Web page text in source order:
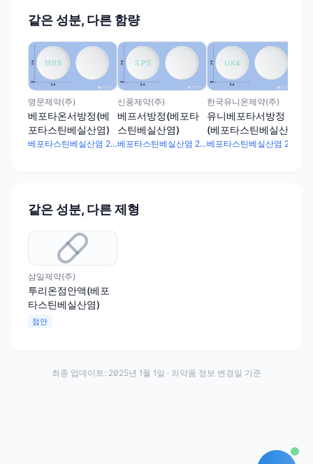
같은 성분, 다른 함량
명문제약(주)
베포타온서방정(베
포타스틴베실산염)
베포타스틴베실산염 20mg
신풍제약(주)
베프서방정(베포타
스틴베실산염)
베포타스틴베실산염 20mg
한국유니온제약(주)
유니베포타서방정
(베포타스틴베실산
염)
같은 성분, 다른 제형
삼일제약(주)
투리온점안액(베포
타스틴베실산염)
점안
최종 업데이트: 2025년 1월 1일 · 의약품 정보 변경일 기준